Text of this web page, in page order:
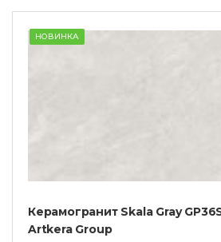
НОВИНКА
Керамогранит Skala Gray
Artkera Group